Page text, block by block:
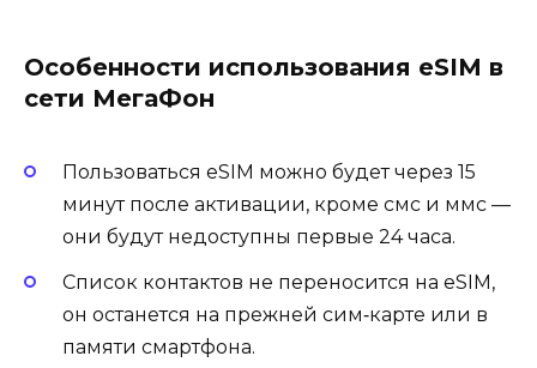
Особенности использования eSIM в
сети МегаФон
Пользоваться eSIM можно будет через 15
минут после активации, кроме смс и ммс —
они будут недоступны первые 24 часа.
Список контактов не переносится на eSIM,
он останется на прежней сим‑карте или в
памяти смартфона.